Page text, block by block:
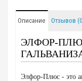
Описание Отзывов
ЭЛФОР-
Элфор-Плюс - это